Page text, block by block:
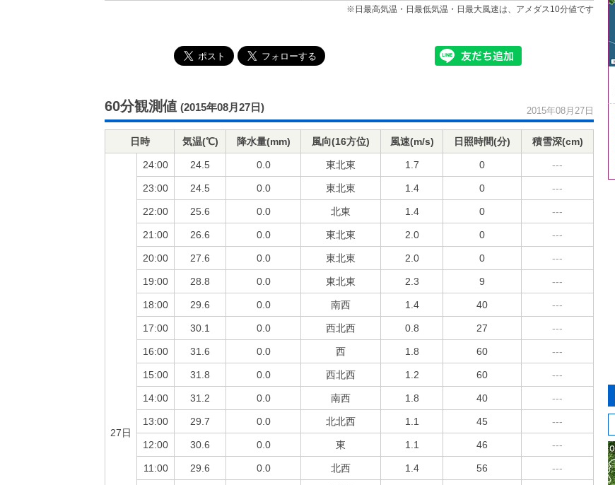
※日最高気温・日最低気温・日最大風速は、アメダス10分値です
60分観測値 (2015年08月27日) 2015年08月27日
日時 気温(℃) 降水量(mm) 風向(16方位) 風速(m/s) 日照時間(分) 積雪深(cm)
27日
24:00 24.5 0.0 東北東 1.7 0 ---
23:00 24.5 0.0 東北東 1.4 0 ---
22:00 25.6 0.0 北東 1.4 0 ---
21:00 26.6 0.0 東北東 2.0 0 ---
20:00 27.6 0.0 東北東 2.0 0 ---
19:00 28.8 0.0 東北東 2.3 9 ---
18:00 29.6 0.0 南西 1.4 40 ---
17:00 30.1 0.0 西北西 0.8 27 ---
16:00 31.6 0.0 西 1.8 60 ---
15:00 31.8 0.0 西北西 1.2 60 ---
14:00 31.2 0.0 南西 1.8 40 ---
13:00 29.7 0.0 北北西 1.1 45 ---
12:00 30.6 0.0 東 1.1 46 ---
11:00 29.6 0.0 北西 1.4 56 ---